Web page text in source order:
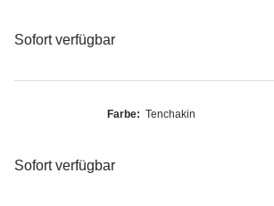
Sofort verfügbar
Farbe: Tenchakin
Sofort verfügbar